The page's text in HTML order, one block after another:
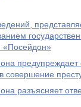
«Посейдон»
предупреждает
совершение
разъясняет